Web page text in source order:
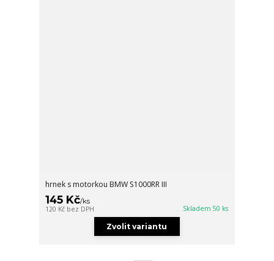
hrnek s motorkou BMW S1000RR III
145 Kč/ks
120 Kč bez DPH Skladem 50 ks
Zvolit variantu